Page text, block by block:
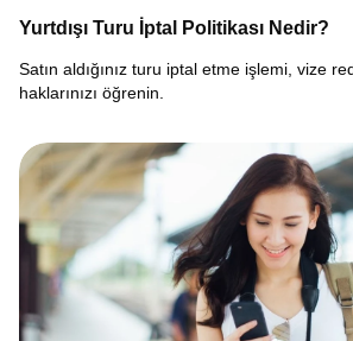
Yurtdışı Turu İptal Politikası Nedir?
Satın aldığınız turu iptal etme işlemi, vize
haklarınızı öğrenin.